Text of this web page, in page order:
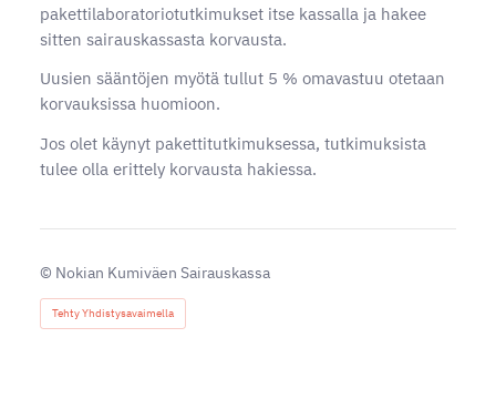
pakettilaboratoriotutkimukset itse kassalla ja hakee
sitten sairauskassasta korvausta.
Uusien sääntöjen myötä tullut 5 % omavastuu otetaan
korvauksissa huomioon.
Jos olet käynyt pakettitutkimuksessa, tutkimuksista
tulee olla erittely korvausta hakiessa.
© Nokian Kumiväen Sairauskassa
Tehty Yhdistysavaimella